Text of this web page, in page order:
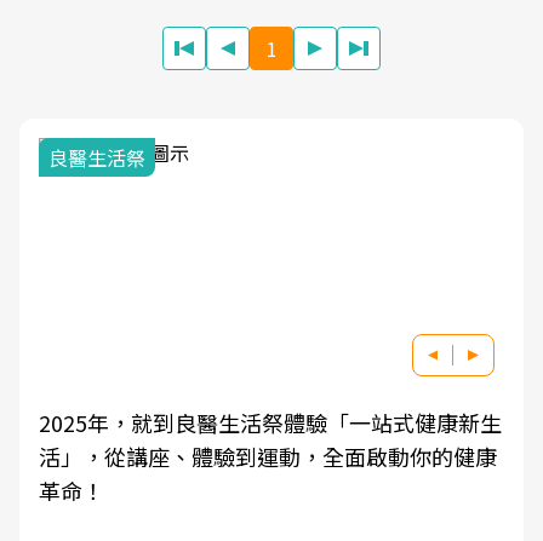
1
良醫生活祭
2025年，就到良醫生活祭體驗「一站式健康新生
活」，從講座、體驗到運動，全面啟動你的健康
革命！